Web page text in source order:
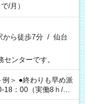
/月）
から徒歩7分 / 仙台
ンターです。
18：00（実働8ｈ/休
り派